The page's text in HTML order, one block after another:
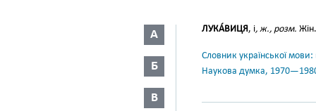
А
Б
В
ЛУКА́ВИЦЯ, і, ж., розм.
Словник української
Наукова думка,